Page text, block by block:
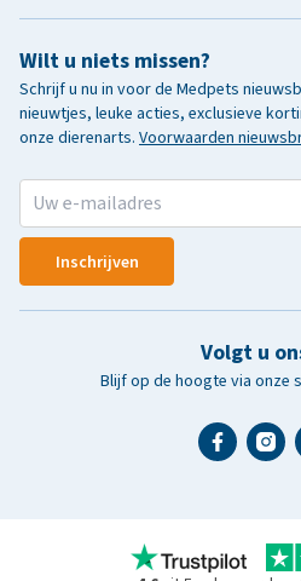
Wilt u niets missen?
Schrijf u nu in voor de Medpets
nieuwtjes, leuke acties, exclusieve
onze dierenarts. Voorwaarden
Inschrijven
Volgt u
Blijf op de hoogte via onze